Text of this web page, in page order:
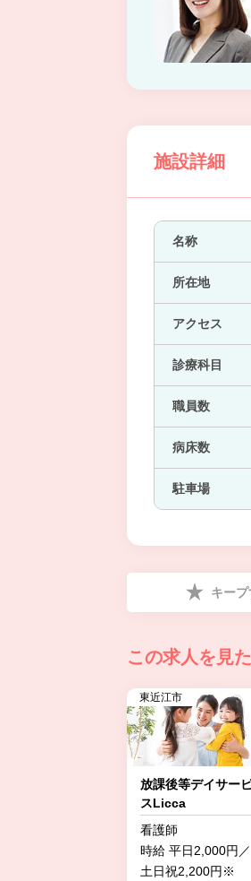
施設詳細
名称
所在地
アクセス
診療科目
職員数
病床数
駐車場
キープ
この求人を見
東近江市
放課後等デイサー
スLicca
看護師
時給 平日2,000円／
土日祝2,200円※